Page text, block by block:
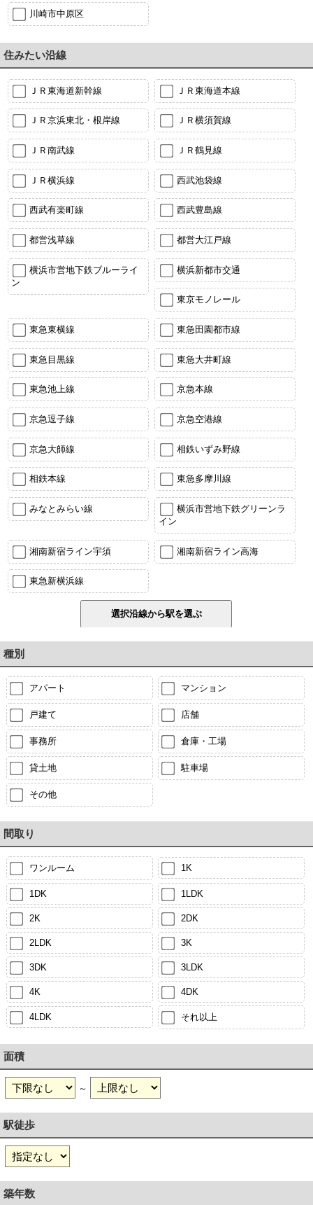
川崎市中原区
住みたい沿線
ＪＲ東海道新幹線 ＪＲ東海道本線
ＪＲ京浜東北・根岸線 ＪＲ横須賀線
ＪＲ南武線 ＪＲ鶴見線
ＪＲ横浜線 西武池袋線
西武有楽町線 西武豊島線
都営浅草線 都営大江戸線
横浜市営地下鉄ブルーライ
ン
横浜新都市交通
東京モノレール
東急東横線 東急田園都市線
東急目黒線 東急大井町線
東急池上線 京急本線
京急逗子線 京急空港線
京急大師線 相鉄いずみ野線
相鉄本線 東急多摩川線
みなとみらい線
横浜市営地下鉄グリーンラ
イン
湘南新宿ライン宇須 湘南新宿ライン高海
東急新横浜線
種別
アパート マンション
戸建て 店舗
事務所 倉庫・工場
貸土地 駐車場
その他
間取り
ワンルーム 1K
1DK 1LDK
2K 2DK
2LDK 3K
3DK 3LDK
4K 4DK
4LDK それ以上
面積
～
駅徒歩
築年数